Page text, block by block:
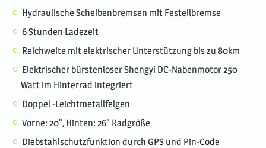
Hydraulische Scheibenbremsen mit Festellbremse
6 Stunden Ladezeit
Reichweite mit elektrischer Unterstützung bis zu 80km
Elektrischer bürstenloser Shengyi DC-Nabenmotor 250
Watt im Hinterrad integriert
Doppel -Leichtmetallfelgen
Vorne: 20", Hinten: 26" Radgröße
Diebstahlschutzfunktion durch GPS und Pin-Code